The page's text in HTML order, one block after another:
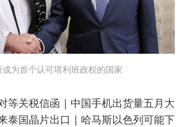
为首个认可塔利班政权的国家
等关税信函 | 中国手机出货量五月大
泰国晶片出口 | 哈马斯以色列可能下